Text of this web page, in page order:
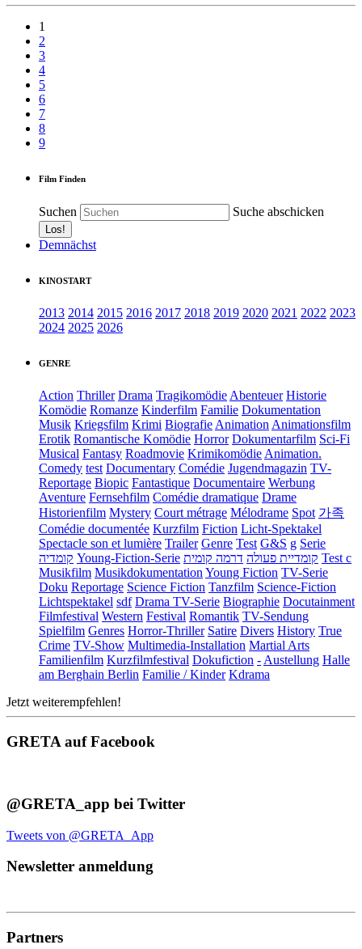
1
2
3
4
5
6
7
8
9
Film Finden
Suchen Suche abschicken
Demnächst
KINOSTART
2013 2014 2015 2016 2017 2018 2019 2020 2021 2022 2023
2024 2025 2026
GENRE
Action Thriller Drama Tragikomödie Abenteuer Historie
Komödie Romanze Kinderfilm Familie Dokumentation
Musik Kriegsfilm Krimi Biografie Animation Animationsfilm
Erotik Romantische Komödie Horror Dokumentarfilm Sci-Fi
Musical Fantasy Roadmovie Krimikomödie Animation.
Comedy test Documentary Comédie Jugendmagazin TV-
Reportage Biopic Fantastique Documentaire Werbung
Aventure Fernsehfilm Comédie dramatique Drame
Historienfilm Mystery Court métrage Mélodrame Spot 가족
Comédie documentée Kurzfilm Fiction Licht-Spektakel
Spectacle son et lumière Trailer Genre Test G&S g Serie
קומדיה Young-Fiction-Serie קומדיית פעולה דרמה קומית
Test c
Musikfilm Musikdokumentation Young Fiction TV-Serie
Doku Reportage Science Fiction Tanzfilm Science-Fiction
Lichtspektakel sdf Drama TV-Serie Biographie Docutainment
Filmfestival Western Festival Romantik TV-Sendung
Spielfilm Genres Horror-Thriller Satire Divers History True
Crime TV-Show Multimedia-Installation Martial Arts
Familienfilm Kurzfilmfestival Dokufiction - Austellung Halle
am Berghain Berlin Familie / Kinder Kdrama
Jetzt weiterempfehlen!
GRETA auf Facebook
@GRETA_app bei Twitter
Tweets von @GRETA_App
Newsletter anmeldung
Partners